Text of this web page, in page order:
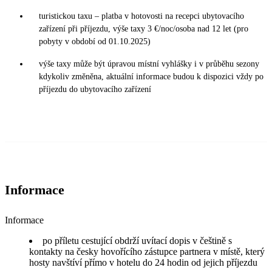
turistickou taxu – platba v hotovosti na recepci ubytovacího
zařízení při příjezdu, výše taxy 3 €/noc/osoba nad 12 let (pro
pobyty v období od 01.10.2025)
výše taxy může být úpravou místní vyhlášky i v průběhu sezony
kdykoliv změněna, aktuální informace budou k dispozici vždy po
příjezdu do ubytovacího zařízení
Informace
Informace
po příletu cestující obdrží uvítací dopis v češtině s
kontakty na česky hovořícího zástupce partnera v místě, který
hosty navštíví přímo v hotelu do 24 hodin od jejich příjezdu